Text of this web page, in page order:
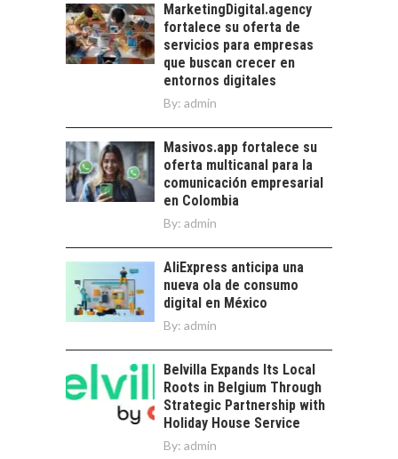
estratégica de los
recursos humanos en
las empresas…
MarketingDigital.agency
fortalece su oferta de
servicios para empresas
que buscan crecer en
entornos digitales
By: admin
Masivos.app fortalece su
oferta multicanal para la
comunicación empresarial
en Colombia
By: admin
AliExpress anticipa una
nueva ola de consumo
digital en México
By: admin
Belvilla Expands Its Local
Roots in Belgium Through
Strategic Partnership with
Holiday House Service
By: admin